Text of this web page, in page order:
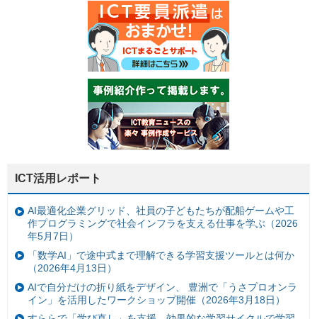
ICT活用レポート
AI最適化企業グリッド、社員の子どもたちが配船ゲームや工
作プログラミングで社会インフラを支える仕事を学ぶ（2026
年5月7日）
「数学AI」で途中式まで理解できる学習支援ツールとは何か
（2026年4月13日）
AIで自分だけの折り紙をデザイン、 豊洲で「うさプロオンラ
イン」を活用したワークショップ開催（2026年3月18日）